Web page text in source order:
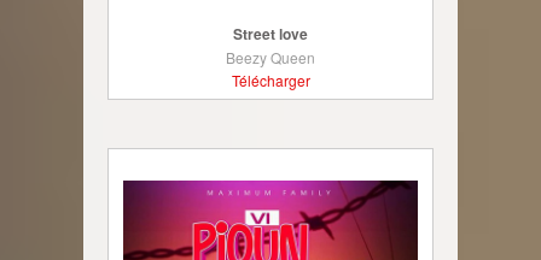
Street love
Beezy Queen
Télécharger